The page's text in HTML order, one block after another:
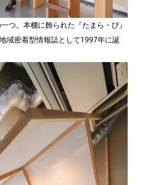
つ。本棚に飾られた『たまら・び』
域密着型情報誌として1997年に誕